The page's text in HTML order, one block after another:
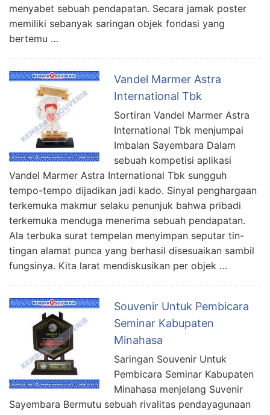
menyabet sebuah pendapatan. Secara jamak poster
memiliki sebanyak saringan objek fondasi yang
bertemu …
Vandel Marmer Astra
International Tbk
Sortiran Vandel Marmer Astra
International Tbk menjumpai
Imbalan Sayembara Dalam
sebuah kompetisi aplikasi
Vandel Marmer Astra International Tbk sungguh
tempo-tempo dijadikan jadi kado. Sinyal penghargaan
terkemuka makmur selaku penunjuk bahwa pribadi
terkemuka menduga menerima sebuah pendapatan.
Ala terbuka surat tempelan menyimpan seputar tin-
tingan alamat punca yang berhasil disesuaikan sambil
fungsinya. Kita larat mendiskusikan per objek …
Souvenir Untuk Pembicara
Seminar Kabupaten
Minahasa
Saringan Souvenir Untuk
Pembicara Seminar Kabupaten
Minahasa menjelang Suvenir
Sayembara Bermutu sebuah rivalitas pendayagunaan